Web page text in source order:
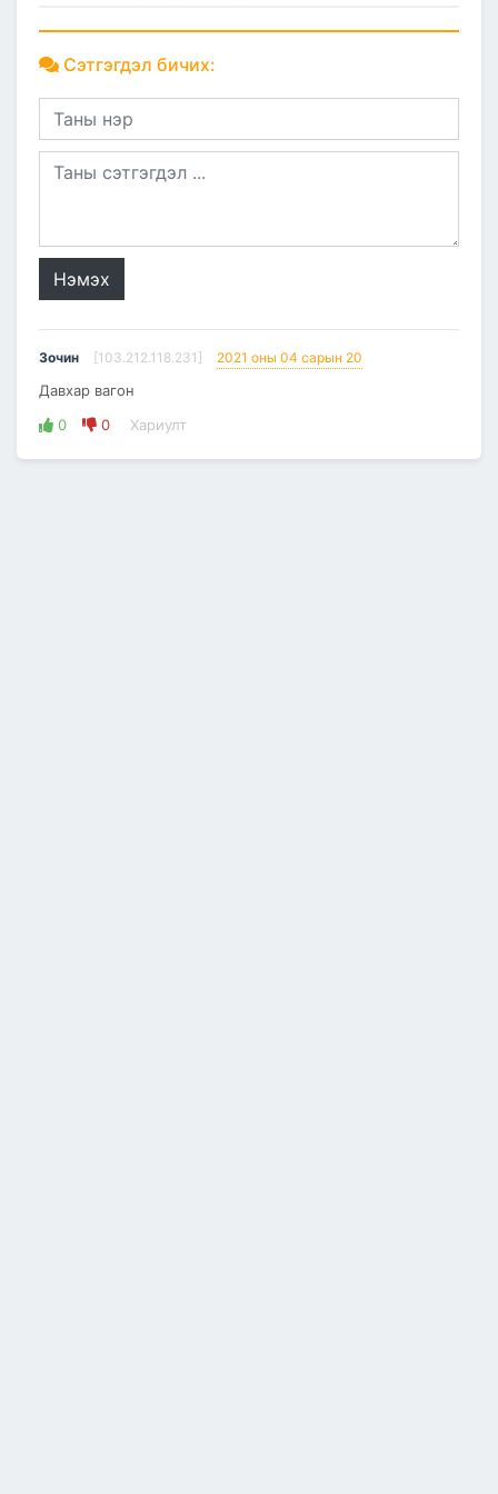
Сэтгэгдэл бичих:
Нэмэх
Зочин [103.212.118.231] 2021 оны 04 сарын 20
Давхар вагон
0
0 Хариулт